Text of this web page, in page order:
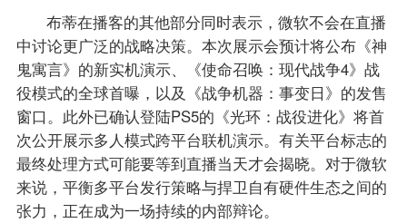
布蒂在播客的其他部分同时表示，微软不会在直播
中讨论更广泛的战略决策。本次展示会预计将公布《神
鬼寓言》的新实机演示、《使命召唤：现代战争4》战
役模式的全球首曝，以及《战争机器：事变日》的发售
窗口。此外已确认登陆PS5的《光环：战役进化》将首
次公开展示多人模式跨平台联机演示。有关平台标志的
最终处理方式可能要等到直播当天才会揭晓。对于微软
来说，平衡多平台发行策略与捍卫自有硬件生态之间的
张力，正在成为一场持续的内部辩论。